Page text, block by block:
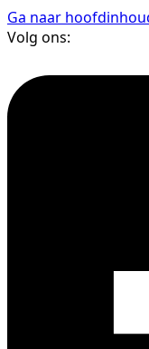
Ga naar
Volg ons: